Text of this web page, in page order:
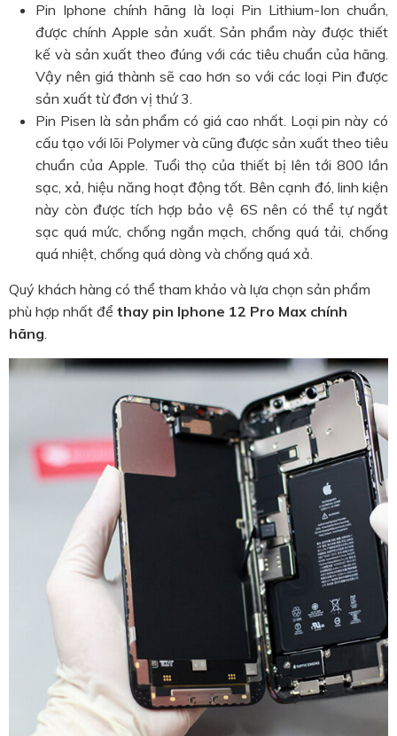
Pin Iphone chính hãng là loại Pin Lithium-Ion chuẩn,
được chính Apple sản xuất. Sản phẩm này được thiết
kế và sản xuất theo đúng với các tiêu chuẩn của hãng.
Vậy nên giá thành sẽ cao hơn so với các loại Pin được
sản xuất từ đơn vị thứ 3.
Pin Pisen là sản phẩm có giá cao nhất. Loại pin này có
cấu tạo với lõi Polymer và cũng được sản xuất theo tiêu
chuẩn của Apple. Tuổi thọ của thiết bị lên tới 800 lần
sạc, xả, hiệu năng hoạt động tốt. Bên cạnh đó, linh kiện
này còn được tích hợp bảo vệ 6S nên có thể tự ngắt
sạc quá mức, chống ngắn mạch, chống quá tải, chống
quá nhiệt, chống quá dòng và chống quá xả.
Quý khách hàng có thể tham khảo và lựa chọn sản phẩm
phù hợp nhất để thay pin Iphone 12 Pro Max chính
hãng.